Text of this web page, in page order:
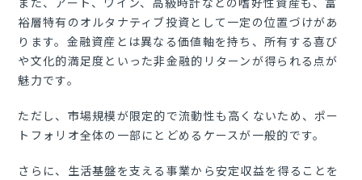
裕層特有のオルタナティブ投資として一定の位置づけがあ
ります。金融資産とは異なる価値軸を持ち、所有する喜び
や文化的満足度といった非金融的リターンが得られる点が
魅力です。
ただし、市場規模が限定的で流動性も高くないため、ポー
トフォリオ全体の一部にとどめるケースが一般的です。
さらに、生活基盤を支える事業から安定収益を得ることを